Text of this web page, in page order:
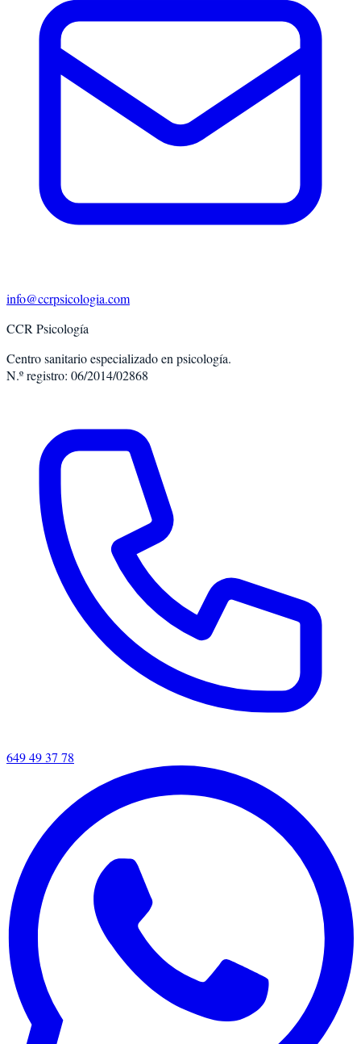
info@ccrpsicologia.com
CCR Psicología
Centro sanitario especializado en psicología.
N.º registro: 06/2014/02868
649 49 37 78